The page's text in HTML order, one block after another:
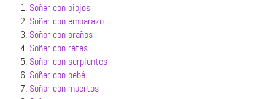
1. Soñar con piojos
2. Soñar con embarazo
3. Soñar con arañas
4. Soñar con ratas
5. Soñar con serpientes
6. Soñar con bebé
7. Soñar con muertos